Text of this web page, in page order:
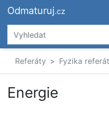
Odmaturuj.cz
Referáty Fyzika
Energie